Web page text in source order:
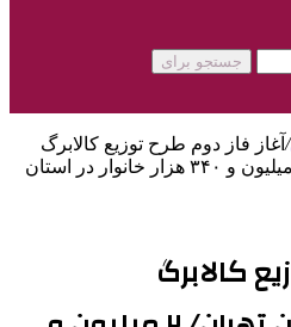
جستجو برای
/ آغاز فاز دوم طرح توزیع کالابرگ
الکترونیکی در استان تهران/ ۲ میلیون و ۳۴۰ هزار خانوار در استان
کالابرگ